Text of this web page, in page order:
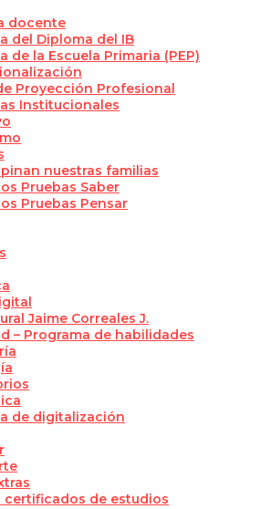
docente
del Diploma del IB
de la Escuela Primaria (PEP)
Proyección Profesional
Institucionales
nuestras familias
Pruebas Saber
Pruebas Pensar
Jaime Correales J.
– Programa de habilidades
de digitalización
certificados de estudios